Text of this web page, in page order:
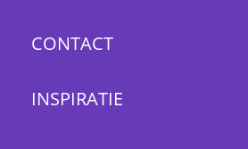
CONTACT
INSPIRATIE